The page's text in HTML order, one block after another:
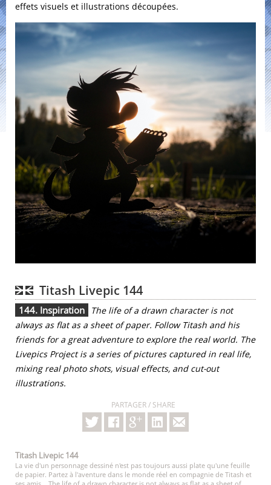
effets visuels et illustrations découpées.
Titash Livepic 144
144. Inspiration
The life of a drawn character is not
always as flat as a sheet of paper. Follow Titash and his
friends for a great adventure to explore the real world. The
Livepics Project is a series of pictures captured in real life,
mixing real photo shots, visual effects, and cut-out
illustrations.
PARTAGER / SHARE
Titash Livepic 144
La vie d'un personnage dessiné n'est pas toujours aussi plate qu'une feuille
de papier. Partez à l'aventure dans le monde réel en compagnie de Titash et